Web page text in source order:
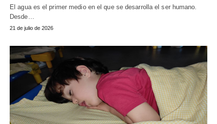
El agua es el primer medio en el que se desarrolla el ser humano.
Desde…
21 de julio de 2026